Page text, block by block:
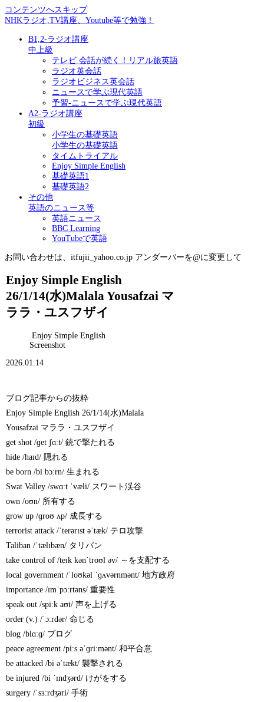
コンテンツへスキップ
NHKラジオ,TV講座、Youtube等で勉強！
B1,2-ラジオ講座
中上級
テレビ 会話が続く！リアル旅英語
ラジオ英会話
ラジオビジネス英会話
ニュースで学ぶ現代英語
予習-ニュースで学ぶ現代英語
A2-ラジオ講座
初級
小学生の基礎英語
小学生の基礎英語
タイムトライアル
Enjoy Simple English
基礎英語1
基礎英語2
その他
英語のニュース等
英語ニュース
BBC Learning
YouTubeで英語
お問い合わせは、itfujii_yahoo.co.jp アンダーバーを@に変更して
Enjoy Simple English
26/1/14(水)Malala Yousafzai マ
ララ・ユスフザイ
Enjoy Simple English
Screenshot
2026.01.14
ブログ記事からの抜粋
Enjoy Simple English 26/1/14(水)Malala
Yousafzai マララ・ユスフザイ
get shot /ɡet ʃɑːt/ 銃で撃たれる
hide /haɪd/ 隠れる
be born /bi bɔːrn/ 生まれる
Swat Valley /swɑːt ˈvæli/ スワート渓谷
own /oʊn/ 所有する
grow up /ɡroʊ ʌp/ 成長する
terrorist attack /ˈterərɪst əˈtæk/ テロ攻撃
Taliban /ˈtælɪbæn/ タリバン
take control of /teɪk kənˈtroʊl əv/ ～を支配する
local government /ˈloʊkəl ˈɡʌvərnmənt/ 地方政府
importance /ɪmˈpɔːrtəns/ 重要性
speak out /spiːk aʊt/ 声を上げる
order (v.) /ˈɔːrdər/ 命じる
blog /blɑːɡ/ ブログ
peace agreement /piːs əˈɡriːmənt/ 和平合意
be attacked /bi əˈtækt/ 襲撃される
be injured /bi ˈɪndʒərd/ けがをする
surgery /ˈsɜːrdʒəri/ 手術